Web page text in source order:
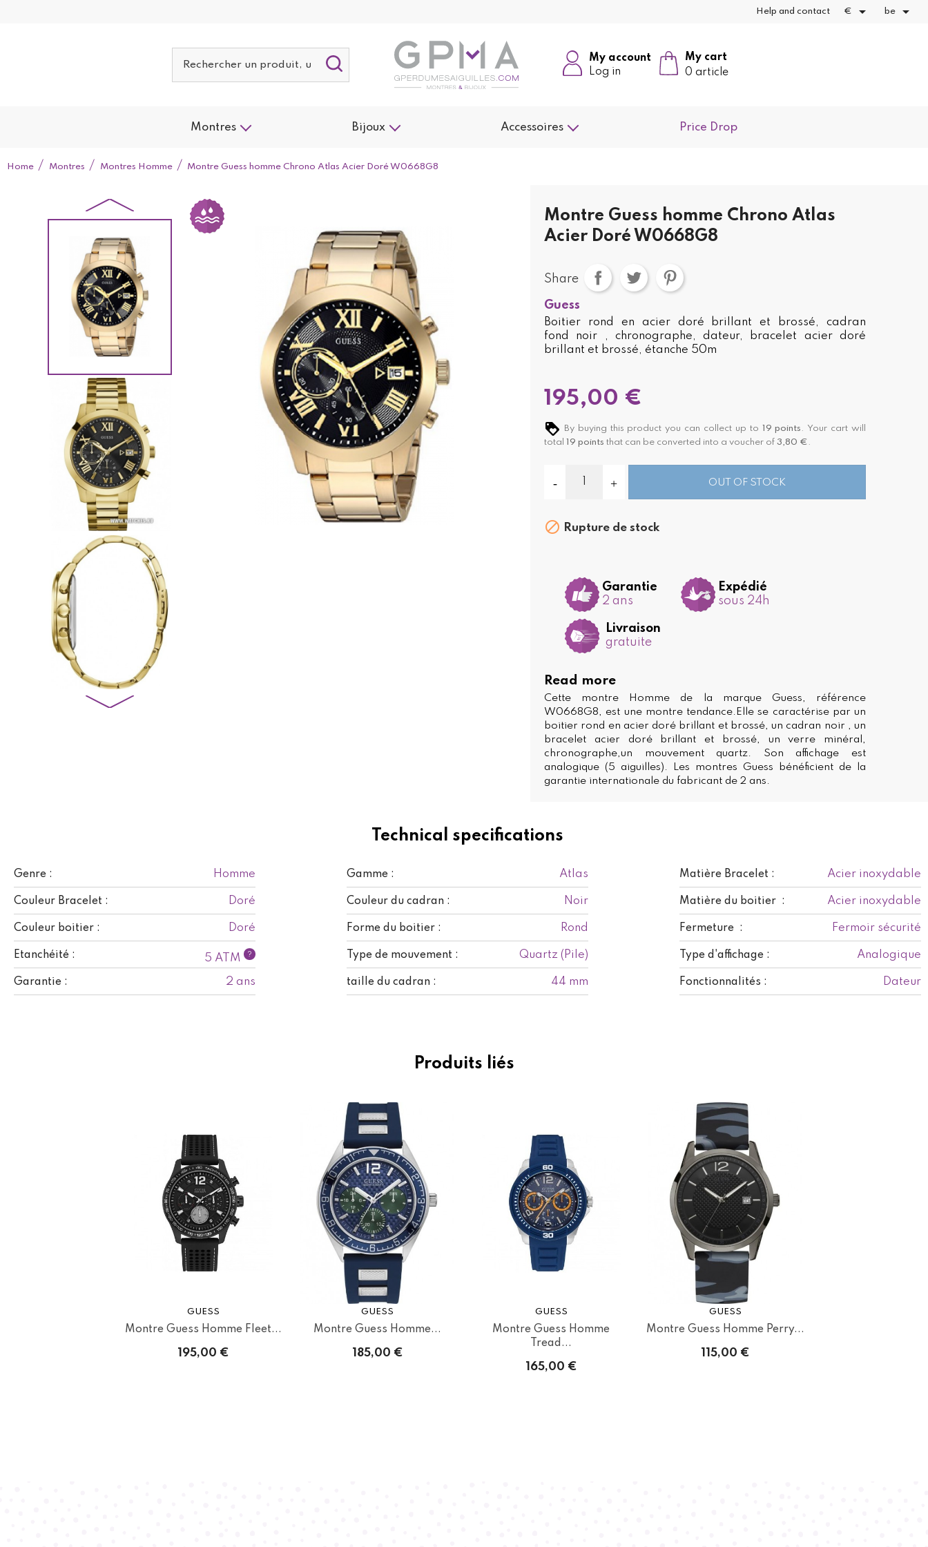
Help and contact €  be 
My cart
0 article
My account
Log in
Montres Bijoux Accessoires Price Drop
Home Montres Montres Homme Montre Guess homme Chrono Atlas Acier Doré W0668G8
Technical specifications
Genre : Homme Gamme : Atlas Matière Bracelet : Acier inoxydable
Couleur Bracelet : Doré Couleur du cadran : Noir Matière du boitier : Acier inoxydable
Couleur boitier : Doré Forme du boitier : Rond Fermeture : Fermoir sécurité
Etanchéité : 5 ATM ? Type de mouvement : Quartz (Pile) Type d'affichage : Analogique
Garantie : 2 ans taille du cadran : 44 mm Fonctionnalités : Dateur
Montre Guess homme Chrono Atlas
Acier Doré W0668G8
Share
Guess
Boitier rond en acier doré brillant et brossé, cadran
fond noir , chronographe, dateur, bracelet acier doré
brillant et brossé, étanche 50m
195,00 €
By buying this product you can collect up to 19 points . Your cart will
total 19 points that can be converted into a voucher of 3,80 € .
OUT OF STOCK
 Rupture de stock
Garantie
2 ans
Expédié
sous 24h
Livraison
gratuite
Read more
Cette montre Homme de la marque Guess, référence
W0668G8, est une montre tendance.Elle se caractérise par un
boitier rond en acier doré brillant et brossé, un cadran noir , un
bracelet acier doré brillant et brossé, un verre minéral,
chronographe,un mouvement quartz. Son affichage est
analogique (5 aiguilles). Les montres Guess bénéficient de la
garantie internationale du fabricant de 2 ans.
Produits liés
GUESS
Montre Guess Homme Fleet...
195,00 €
GUESS
Montre Guess Homme...
185,00 €
GUESS
Montre Guess Homme
Tread...
165,00 €
GUESS
Montre Guess Homme Perry...
115,00 €